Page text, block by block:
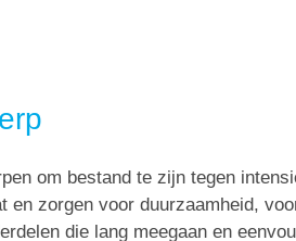
om bestand te zijn tegen
en zorgen voor duurzaamheid,
die lang meegaan en